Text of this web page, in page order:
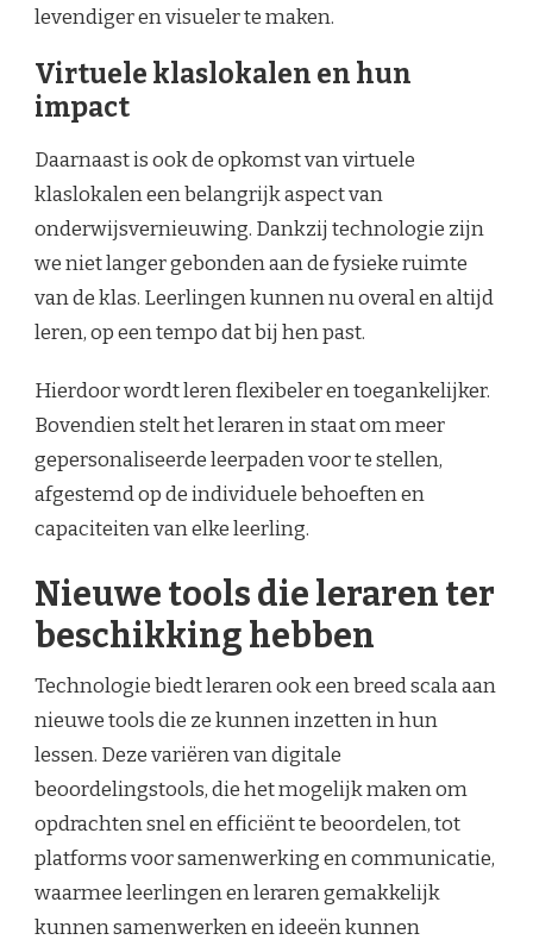
levendiger en visueler te maken.
Virtuele klaslokalen en hun
impact
Daarnaast is ook de opkomst van virtuele
klaslokalen een belangrijk aspect van
onderwijsvernieuwing. Dankzij technologie zijn
we niet langer gebonden aan de fysieke ruimte
van de klas. Leerlingen kunnen nu overal en altijd
leren, op een tempo dat bij hen past.
Hierdoor wordt leren flexibeler en toegankelijker.
Bovendien stelt het leraren in staat om meer
gepersonaliseerde leerpaden voor te stellen,
afgestemd op de individuele behoeften en
capaciteiten van elke leerling.
Nieuwe tools die leraren ter
beschikking hebben
Technologie biedt leraren ook een breed scala aan
nieuwe tools die ze kunnen inzetten in hun
lessen. Deze variëren van digitale
beoordelingstools, die het mogelijk maken om
opdrachten snel en efficiënt te beoordelen, tot
platforms voor samenwerking en communicatie,
waarmee leerlingen en leraren gemakkelijk
kunnen samenwerken en ideeën kunnen